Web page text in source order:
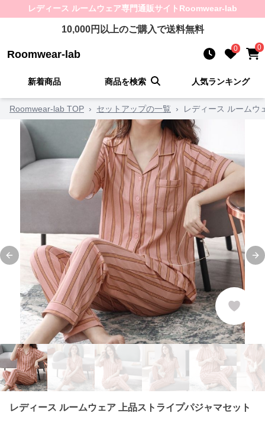
レディース ルームウェア専門通販サイト Roomwear-lab
10,000円以上のご購入で送料無料
Roomwear-lab 0 0
新着商品 商品を検索 人気ランキング
Roomwear-lab TOP › セットアップの一覧 › レディース ルームウ
Previous slide
レディース ルームウェア 上品ストライプパジャマセット